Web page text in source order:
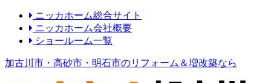
ニッカホーム総合サイト
ニッカホーム会社概要
ショールーム一覧
加古川市・高砂市・明石市のリフォーム＆増改築なら